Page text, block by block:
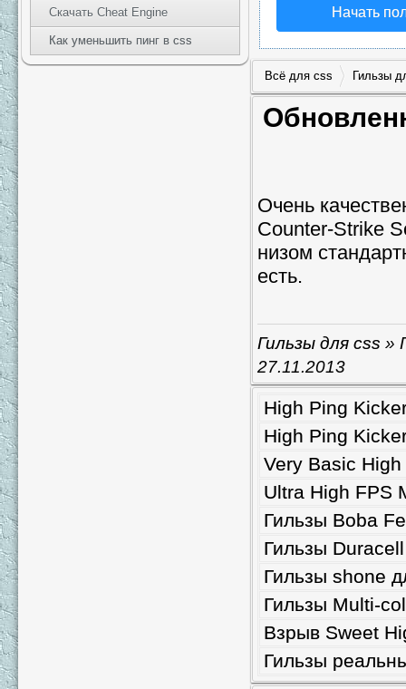
Начать
Всё для css Гильзы
Очень
Counter-Strike
низом
есть.
Гильзы для css »
27.11.2013
High Ping
High Ping
Very Basic
Ultra High FPS
Гильзы Boba
Гильзы
Гильзы shone
Гильзы Multi-
Взрыв Sweet
Гильзы
Скачать Cheat Engine
Как уменьшить пинг в css